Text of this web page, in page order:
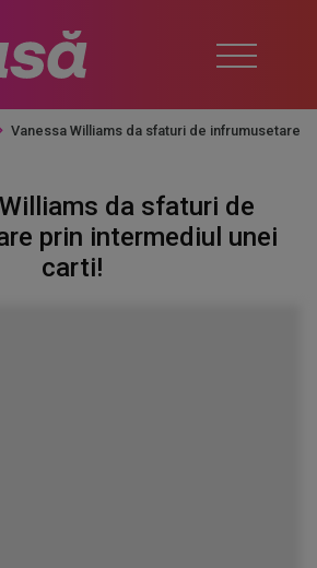
Vanessa Williams da sfaturi de infrumusetare
da sfaturi de
prin intermediul unei
carti!